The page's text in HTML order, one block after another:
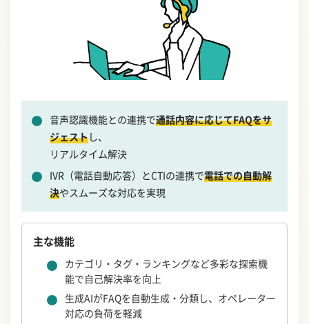
音声認識機能との連携で通話内容に応じてFAQをサ
ジェストし、
リアルタイム解決
IVR（電話自動応答）とCTIの連携で電話での自動解
決やスムーズな対応を実現
主な機能
カテゴリ・タグ・ランキングなど多彩な探索機
能で自己解決率を向上
生成AIがFAQを自動生成・分類し、オペレーター
対応の負荷を軽減